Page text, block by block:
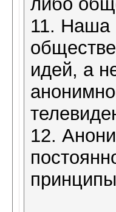
11. Наша
идей, а
12.